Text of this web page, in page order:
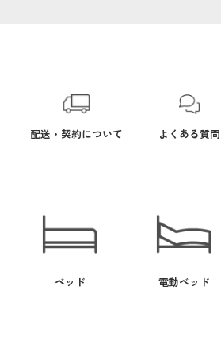
配送・契約について よくある質問
ベッド 電動ベッド